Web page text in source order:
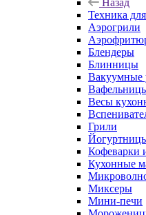
Назад
Техника
Аэрогрили
Блендеры
Блинницы
Вакуумные
Весы
Грили
Кофеварки
Кухонные
Миксеры
Мини-печи